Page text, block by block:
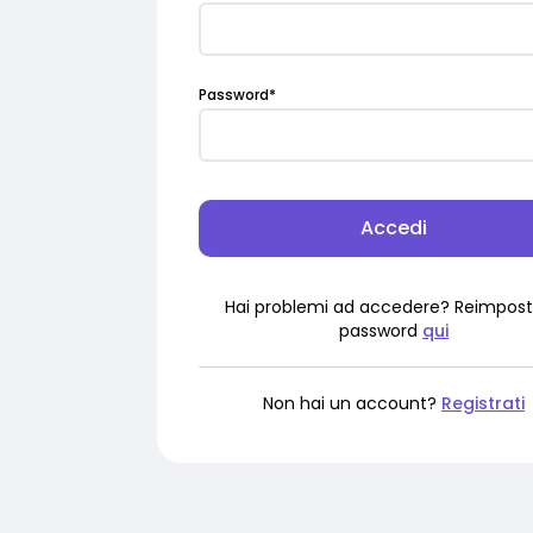
Password*
Accedi
Hai problemi ad accedere?
password qui
Non hai un account? Registrati